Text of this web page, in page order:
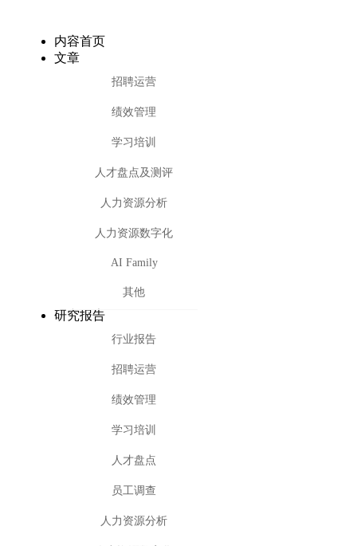
内容首页
文章
招聘运营
绩效管理
学习培训
人才盘点及测评
人力资源分析
人力资源数字化
AI Family
其他
研究报告
行业报告
招聘运营
绩效管理
学习培训
人才盘点
员工调查
人力资源分析